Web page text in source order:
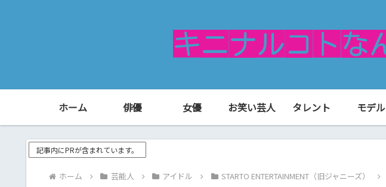
ホーム 俳優 女優 お笑い芸人 タレント モデル
記事内にPRが含まれています。
ホーム 芸能人 アイドル STARTO ENTERTAINMENT（旧ジャニーズ）